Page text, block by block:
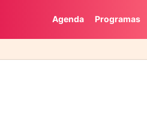
Agenda Programas